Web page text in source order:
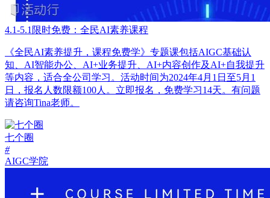
4.1-5.1限时免费：全民AI素养课程
《全民AI素养提升，课程免费学》专题课包括AIGC基础认
知、AI智能办公、AI+业务提升、AI+内容创作及AI+自我提升
等内容，适合全公司学习。活动时间为2024年4月1日至5月1
日，报名人数限额100人。立即报名，免费学习14天。有问题
请咨询Tina老师。
七个圈
#
AIGC学院